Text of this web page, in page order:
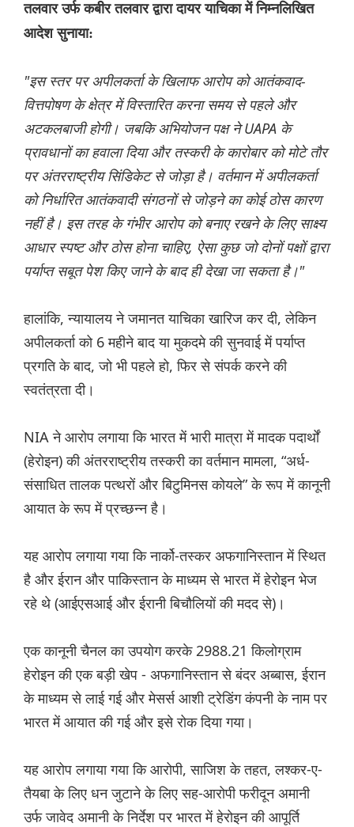
तलवार उर्फ ​​कबीर तलवार द्वारा दायर याचिका में निम्नलिखित
आदेश सुनाया:
"इस स्तर पर अपीलकर्ता के खिलाफ आरोप को आतंकवाद-
वित्तपोषण के क्षेत्र में विस्तारित करना समय से पहले और
अटकलबाजी होगी। जबकि अभियोजन पक्ष ने UAPA के
प्रावधानों का हवाला दिया और तस्करी के कारोबार को मोटे तौर
पर अंतरराष्ट्रीय सिंडिकेट से जोड़ा है। वर्तमान में अपीलकर्ता
को निर्धारित आतंकवादी संगठनों से जोड़ने का कोई ठोस कारण
नहीं है। इस तरह के गंभीर आरोप को बनाए रखने के लिए साक्ष्य
आधार स्पष्ट और ठोस होना चाहिए, ऐसा कुछ जो दोनों पक्षों द्वारा
पर्याप्त सबूत पेश किए जाने के बाद ही देखा जा सकता है।"
हालांकि, न्यायालय ने जमानत याचिका खारिज कर दी, लेकिन
अपीलकर्ता को 6 महीने बाद या मुकदमे की सुनवाई में पर्याप्त
प्रगति के बाद, जो भी पहले हो, फिर से संपर्क करने की
स्वतंत्रता दी।
NIA ने आरोप लगाया कि भारत में भारी मात्रा में मादक पदार्थों
(हेरोइन) की अंतरराष्ट्रीय तस्करी का वर्तमान मामला, “अर्ध-
संसाधित तालक पत्थरों और बिटुमिनस कोयले” के रूप में कानूनी
आयात के रूप में प्रच्छन्न है।
यह आरोप लगाया गया कि नार्को-तस्कर अफगानिस्तान में स्थित
है और ईरान और पाकिस्तान के माध्यम से भारत में हेरोइन भेज
रहे थे (आईएसआई और ईरानी बिचौलियों की मदद से)।
एक कानूनी चैनल का उपयोग करके 2988.21 किलोग्राम
हेरोइन की एक बड़ी खेप - अफगानिस्तान से बंदर अब्बास, ईरान
के माध्यम से लाई गई और मेसर्स आशी ट्रेडिंग कंपनी के नाम पर
भारत में आयात की गई और इसे रोक दिया गया।
यह आरोप लगाया गया कि आरोपी, साजिश के तहत, लश्कर-ए-
तैयबा के लिए धन जुटाने के लिए सह-आरोपी फरीदून अमानी
उर्फ ​​जावेद अमानी के निर्देश पर भारत में हेरोइन की आपूर्ति